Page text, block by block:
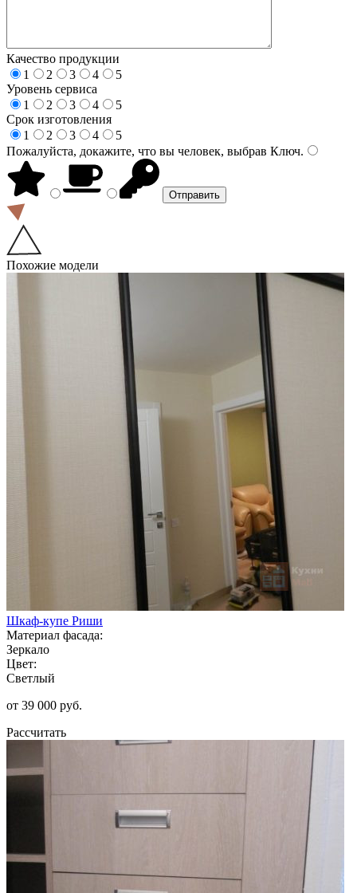
Качество продукции
1
2 3 4
5
Уровень сервиса
1
2 3 4
5
Срок изготовления
1
2 3 4
5
Пожалуйста, докажите, что вы человек, выбрав Ключ.
Похожие модели
Шкаф-купе Риши
Материал фасада:
Зеркало
Цвет:
Светлый
от 39 000 руб.
Рассчитать